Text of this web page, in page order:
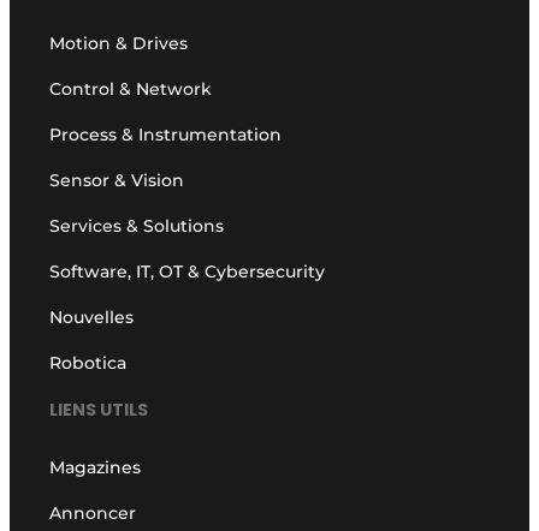
Motion & Drives
Control & Network
Process & Instrumentation
Sensor & Vision
Services & Solutions
Software, IT, OT & Cybersecurity
Nouvelles
Robotica
LIENS UTILS
Magazines
Annoncer